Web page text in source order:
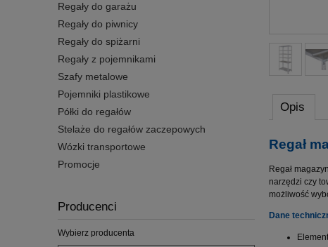
Regały do garażu
Regały do piwnicy
Regały do spiżarni
Regały z pojemnikami
Szafy metalowe
Pojemniki plastikowe
Półki do regałów
Stelaże do regałów zaczepowych
Wózki transportowe
Promocje
Producenci
Wybierz producenta
Opis
Regał
Regał
narzędzi czy
możliwość
Dane